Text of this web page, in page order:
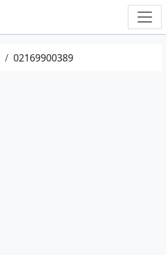
02169900389